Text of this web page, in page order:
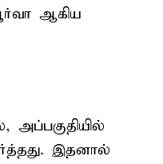
ஆகிய
இதனால்